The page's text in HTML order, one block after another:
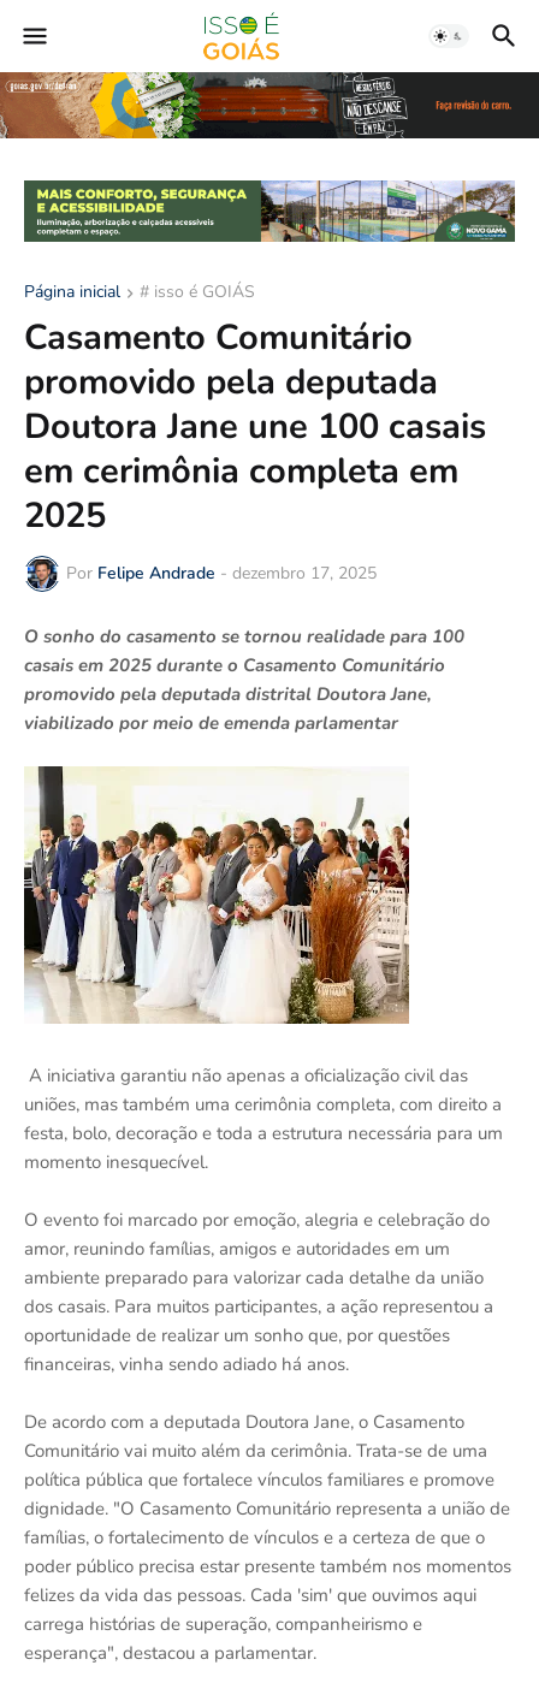
Página inicial # isso é GOIÁS
Casamento Comunitário
promovido pela deputada
Doutora Jane une 100 casais
em cerimônia completa em
2025
Por Felipe Andrade - dezembro 17, 2025
O sonho do casamento se tornou realidade para 100
casais em 2025 durante o Casamento Comunitário
promovido pela deputada distrital Doutora Jane,
viabilizado por meio de emenda parlamentar
A iniciativa garantiu não apenas a oficialização civil das
uniões, mas também uma cerimônia completa, com direito a
festa, bolo, decoração e toda a estrutura necessária para um
momento inesquecível.
O evento foi marcado por emoção, alegria e celebração do
amor, reunindo famílias, amigos e autoridades em um
ambiente preparado para valorizar cada detalhe da união
dos casais. Para muitos participantes, a ação representou a
oportunidade de realizar um sonho que, por questões
financeiras, vinha sendo adiado há anos.
De acordo com a deputada Doutora Jane, o Casamento
Comunitário vai muito além da cerimônia. Trata-se de uma
política pública que fortalece vínculos familiares e promove
dignidade. "O Casamento Comunitário representa a união de
famílias, o fortalecimento de vínculos e a certeza de que o
poder público precisa estar presente também nos momentos
felizes da vida das pessoas. Cada 'sim' que ouvimos aqui
carrega histórias de superação, companheirismo e
esperança", destacou a parlamentar.